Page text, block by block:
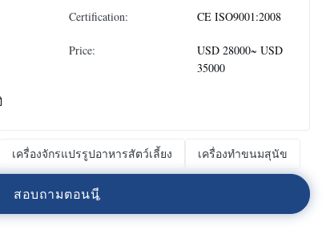
Certification: CE ISO9001:2008
Price:
USD 28000~ USD
35000
เครื่องจักรแปรรูปอาหารสัตว์เลี้ยง เครื่องทำขนมสุนัข
สอบถามตอนน